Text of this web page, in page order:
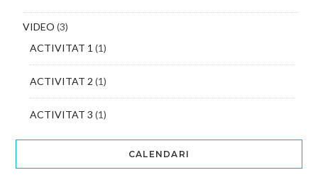
VIDEO (3)
ACTIVITAT 1 (1)
ACTIVITAT 2 (1)
ACTIVITAT 3 (1)
CALENDARI